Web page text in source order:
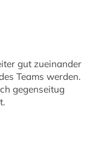
gut zueinander
Teams werden.
gegenseitug